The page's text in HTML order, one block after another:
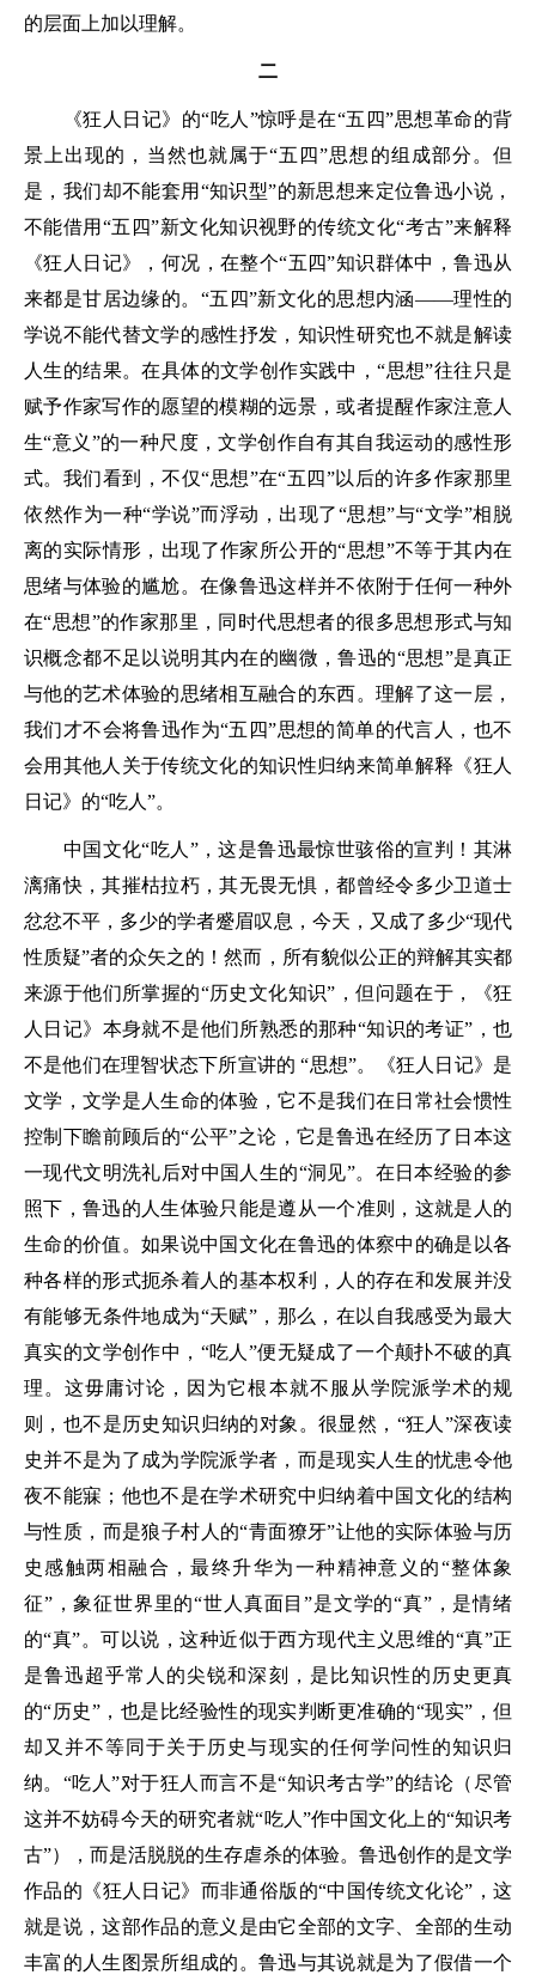
的层面上加以理解。
二
《狂人日记》的“吃人”惊呼是在“五四”思想革命的背
景上出现的，当然也就属于“五四”思想的组成部分。但
是，我们却不能套用“知识型”的新思想来定位鲁迅小说，
不能借用“五四”新文化知识视野的传统文化“考古”来解释
《狂人日记》，何况，在整个“五四”知识群体中，鲁迅从
来都是甘居边缘的。“五四”新文化的思想内涵——理性的
学说不能代替文学的感性抒发，知识性研究也不就是解读
人生的结果。在具体的文学创作实践中，“思想”往往只是
赋予作家写作的愿望的模糊的远景，或者提醒作家注意人
生“意义”的一种尺度，文学创作自有其自我运动的感性形
式。我们看到，不仅“思想”在“五四”以后的许多作家那里
依然作为一种“学说”而浮动，出现了“思想”与“文学”相脱
离的实际情形，出现了作家所公开的“思想”不等于其内在
思绪与体验的尴尬。在像鲁迅这样并不依附于任何一种外
在“思想”的作家那里，同时代思想者的很多思想形式与知
识概念都不足以说明其内在的幽微，鲁迅的“思想”是真正
与他的艺术体验的思绪相互融合的东西。理解了这一层，
我们才不会将鲁迅作为“五四”思想的简单的代言人，也不
会用其他人关于传统文化的知识性归纳来简单解释《狂人
日记》的“吃人”。
中国文化“吃人”，这是鲁迅最惊世骇俗的宣判！其淋
漓痛快，其摧枯拉朽，其无畏无惧，都曾经令多少卫道士
忿忿不平，多少的学者蹙眉叹息，今天，又成了多少“现代
性质疑”者的众矢之的！然而，所有貌似公正的辩解其实都
来源于他们所掌握的“历史文化知识”，但问题在于，《狂
人日记》本身就不是他们所熟悉的那种“知识的考证”，也
不是他们在理智状态下所宣讲的 “思想”。《狂人日记》是
文学，文学是人生命的体验，它不是我们在日常社会惯性
控制下瞻前顾后的“公平”之论，它是鲁迅在经历了日本这
一现代文明洗礼后对中国人生的“洞见”。在日本经验的参
照下，鲁迅的人生体验只能是遵从一个准则，这就是人的
生命的价值。如果说中国文化在鲁迅的体察中的确是以各
种各样的形式扼杀着人的基本权利，人的存在和发展并没
有能够无条件地成为“天赋”，那么，在以自我感受为最大
真实的文学创作中，“吃人”便无疑成了一个颠扑不破的真
理。这毋庸讨论，因为它根本就不服从学院派学术的规
则，也不是历史知识归纳的对象。很显然，“狂人”深夜读
史并不是为了成为学院派学者，而是现实人生的忧患令他
夜不能寐；他也不是在学术研究中归纳着中国文化的结构
与性质，而是狼子村人的“青面獠牙”让他的实际体验与历
史感触两相融合，最终升华为一种精神意义的“整体象
征”，象征世界里的“世人真面目”是文学的“真”，是情绪
的“真”。可以说，这种近似于西方现代主义思维的“真”正
是鲁迅超乎常人的尖锐和深刻，是比知识性的历史更真
的“历史”，也是比经验性的现实判断更准确的“现实”，但
却又并不等同于关于历史与现实的任何学问性的知识归
纳。“吃人”对于狂人而言不是“知识考古学”的结论（尽管
这并不妨碍今天的研究者就“吃人”作中国文化上的“知识考
古”），而是活脱脱的生存虐杀的体验。鲁迅创作的是文学
作品的《狂人日记》而非通俗版的“中国传统文化论”，这
就是说，这部作品的意义是由它全部的文字、全部的生动
丰富的人生图景所组成的。鲁迅与其说就是为了假借一个